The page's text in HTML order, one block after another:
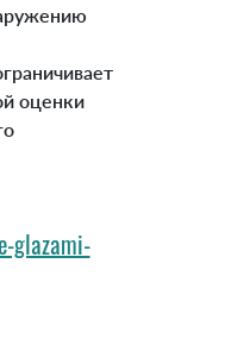
оценки
glazami-